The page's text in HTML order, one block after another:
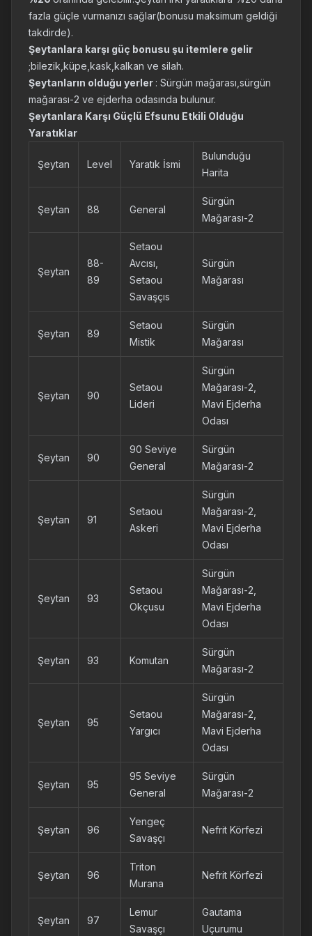
fazla güçle vurmanızı sağlar(bonusu maksimum geldiği
takdirde).
Şeytanlara karşı güç bonusu şu itemlere gelir
;bilezik,küpe,kask,kalkan ve silah.
Şeytanların olduğu yerler : Sürgün mağarası,sürgün
mağarası-2 ve ejderha odasında bulunur.
Şeytanlara Karşı Güçlü Efsunu Etkili Olduğu
Yaratıklar
Şeytan Level Yaratık İsmi
Bulunduğu
Harita
Şeytan 88 General
Sürgün
Mağarası-2
Şeytan
88-
89
Setaou
Avcısı,
Setaou
Savaşçıs
Sürgün
Mağarası
Şeytan 89
Setaou
Mistik
Sürgün
Mağarası
Şeytan 90
Setaou
Lideri
Sürgün
Mağarası-2,
Mavi Ejderha
Odası
Şeytan 90
90 Seviye
General
Sürgün
Mağarası-2
Şeytan 91
Setaou
Askeri
Sürgün
Mağarası-2,
Mavi Ejderha
Odası
Şeytan 93
Setaou
Okçusu
Sürgün
Mağarası-2,
Mavi Ejderha
Odası
Şeytan 93 Komutan
Sürgün
Mağarası-2
Şeytan 95
Setaou
Yargıcı
Sürgün
Mağarası-2,
Mavi Ejderha
Odası
Şeytan 95
95 Seviye
General
Sürgün
Mağarası-2
Şeytan 96
Yengeç
Savaşçı
Nefrit Körfezi
Şeytan 96
Triton
Murana
Nefrit Körfezi
Şeytan 97
Lemur
Savaşçı
Gautama
Uçurumu